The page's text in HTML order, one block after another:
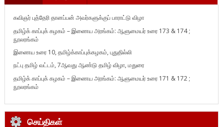
கவிஞர் புத்தேரி தானப்பன் அவர்களுக்குப் பாராட்டு விழா
தமிழ்க் காப்புக் கழகம் – இணைய அரங்கம்: ஆளுமையர் உரை 173 & 174 ;
நூலரங்கம்
இணைய உரை 10, தமிழ்க்காப்புக்கழகம், புதுதில்லி
நட்பு தமிழ் வட்டம், 7ஆவது ஆண்டு தமிழ் விழா, மதுரை
தமிழ்க் காப்புக் கழகம் – இணைய அரங்கம்: ஆளுமையர் உரை 171 & 172 ;
நூலரங்கம்
செய்திகள்